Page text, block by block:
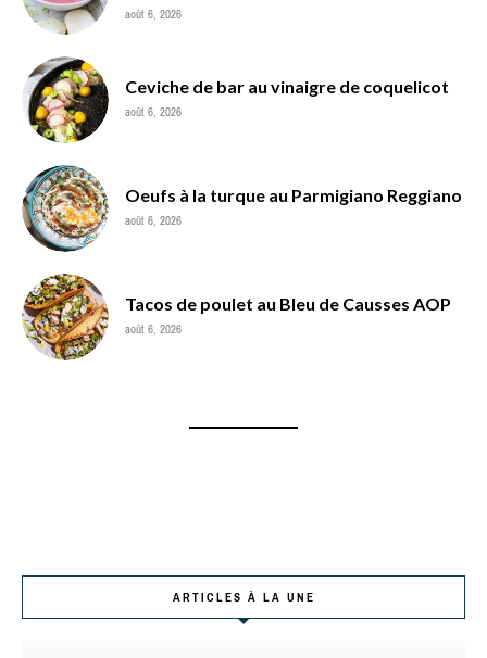
août 6, 2026
Ceviche de bar au vinaigre de coquelicot
août 6, 2026
Oeufs à la turque au Parmigiano Reggiano
août 6, 2026
Tacos de poulet au Bleu de Causses AOP
août 6, 2026
ARTICLES À LA UNE